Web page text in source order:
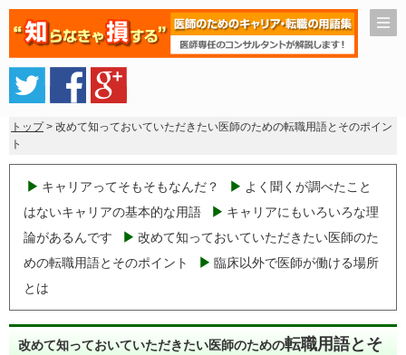
トップ> 改めて知っておいていただきたい医師のための転職用語とそのポイン
ト
キャリアってそもそもなんだ？
よく聞くが調べたこと
はないキャリアの基本的な用語
キャリアにもいろいろな理
論があるんです
改めて知っておいていただきたい医師のた
めの転職用語とそのポイント
臨床以外で医師が働ける場所
とは
改めて知っておいていただきたい医師のための転職用語とそ